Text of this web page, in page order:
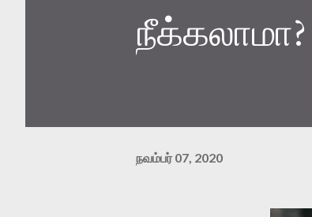
நீக்கலாமா?
நவம்பர் 07, 2020